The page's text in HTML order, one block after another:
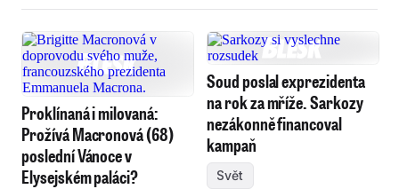
Proklínaná i milovaná:
Prožívá Macronová (68)
poslední Vánoce v
Elysejském paláci?
Soud poslal exprezidenta
na rok za mříže. Sarkozy
nezákonně financoval
kampaň
Svět